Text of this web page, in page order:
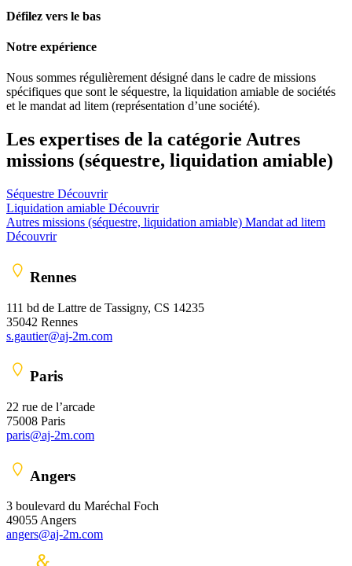
Défilez vers le bas
Notre expérience
Nous sommes régulièrement désigné dans le cadre de missions
spécifiques que sont le séquestre, la liquidation amiable de sociétés
et le mandat ad litem (représentation d’une société).
Les expertises de la catégorie Autres
missions (séquestre, liquidation amiable)
Séquestre Découvrir
Liquidation amiable Découvrir
Autres missions (séquestre, liquidation amiable) Mandat ad litem
Découvrir
Rennes
111 bd de Lattre de Tassigny, CS 14235
35042 Rennes
s.gautier@aj-2m.com
Paris
22 rue de l’arcade
75008 Paris
paris@aj-2m.com
Angers
3 boulevard du Maréchal Foch
49055 Angers
angers@aj-2m.com